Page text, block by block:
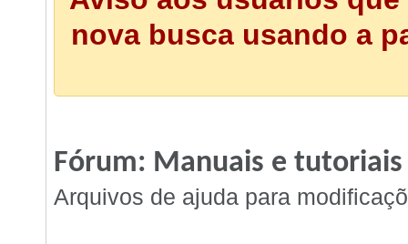
nova busca usando a
Fórum: Manuais e tutoriais
Arquivos de ajuda para